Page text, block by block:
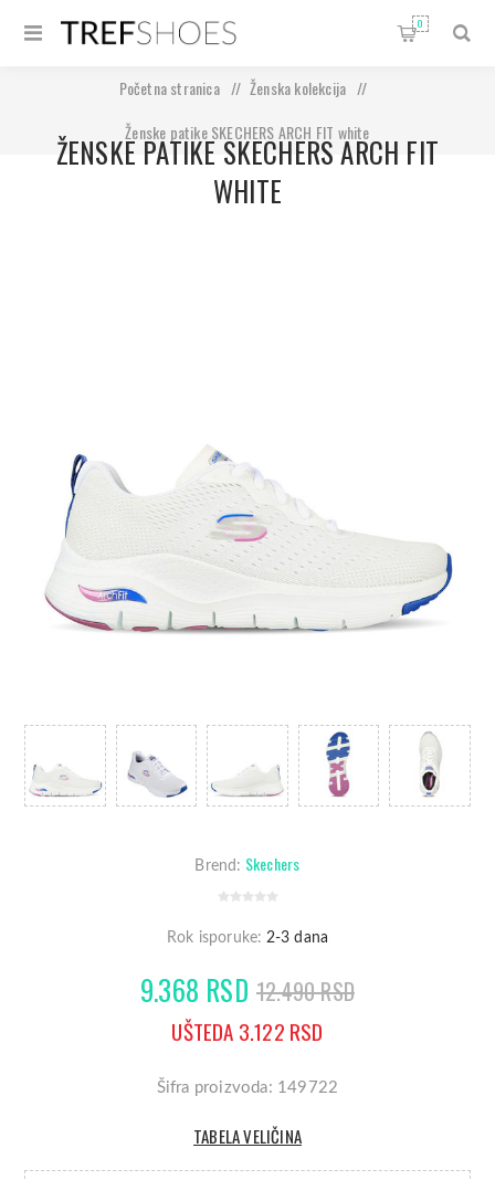
0
Početna stranica / Ženska kolekcija
/
Ženske patike SKECHERS ARCH FIT white
ŽENSKE PATIKE SKECHERS ARCH FIT
WHITE
Brend: Skechers
Rok isporuke: 2-3 dana
9.368 RSD 12.490 RSD
UŠTEDA 3.122 RSD
Šifra proizvoda: 149722
TABELA VELIČINA